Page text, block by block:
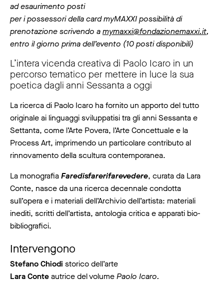
ad esaurimento posti
per i possessori della card myMAXXI possibilità di
prenotazione scrivendo amymaxxi@fondazionemaxxi.it,
entro il giorno prima dell’evento (10 posti disponibili)
L’intera vicenda creativa di Paolo Icaro in un
percorso tematico per mettere in luce la sua
poetica dagli anni Sessanta a oggi
La ricerca di Paolo Icaro ha fornito un apporto del tutto
originale ai linguaggi sviluppatisi tra gli anni Sessanta e
Settanta, come l’Arte Povera, l’Arte Concettuale e la
Process Art, imprimendo un particolare contributo al
rinnovamento della scultura contemporanea.
La monografiaFaredisfarerifarevedere, curata da Lara
Conte, nasce da una ricerca decennale condotta
sull’opera e i materiali dell’Archivio dell’artista: materiali
inediti, scritti dell’artista, antologia critica e apparati bio-
bibliografici.
Intervengono
Stefano Chiodi storico dell’arte
Lara Conteautrice del volumePaolo Icaro.